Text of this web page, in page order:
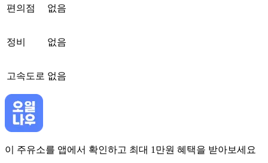
편의점 없음
정비 없음
고속도로 없음
이 주유소를 앱에서 확인하고 최대 1만원 혜택을 받아보세요